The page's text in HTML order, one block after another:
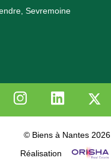
Sevremoine
© Biens à Nantes 2026
Réalisation